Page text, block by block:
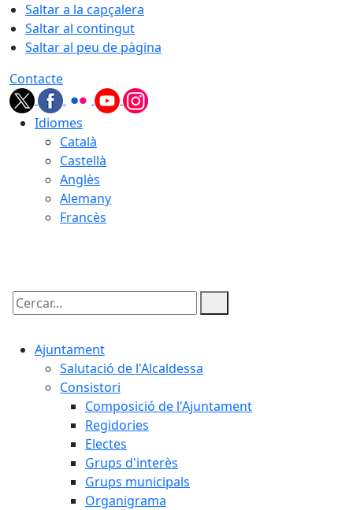
Saltar a la capçalera
Saltar al contingut
Saltar al peu de pàgina
Contacte
Idiomes
Català
Castellà
Anglès
Alemany
Francès
Cercar:
Ajuntament
Salutació de l'Alcaldessa
Consistori
Composició de l'Ajuntament
Regidories
Electes
Grups d'interès
Grups municipals
Organigrama